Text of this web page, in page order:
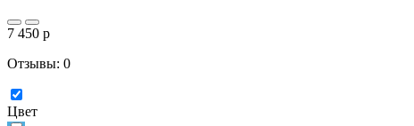
7 450 p
Отзывы: 0
Цвет